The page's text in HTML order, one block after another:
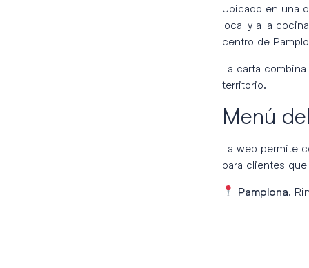
Ubicado en una
local y a la
centro de
La carta
territorio.
Menú
La web permite
para clientes
Pamplona .